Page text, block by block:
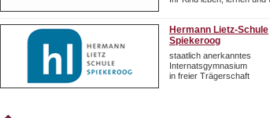
Hermann Lietz-Schule
Spiekeroog
staatlich anerkanntes
Internatsgymnasium
in freier Trägerschaft